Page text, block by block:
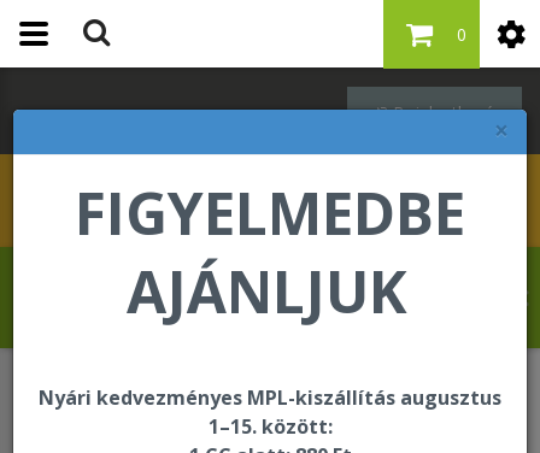
×
FIGYELMEDBE
AJÁNLJUK
Nyári kedvezményes MPL-kiszállítás augusztus
1–15. között:
Bejelentkezés
0
Kovács Erika üdvözli Önt a Forever Living
internetes áruházában!
Egységcsomagok